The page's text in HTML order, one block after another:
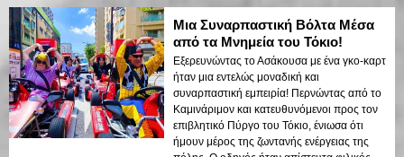
Μια Συναρπαστική Βόλτα Μέσα
από τα Μνημεία του Τόκιο!
Εξερευνώντας το Ασάκουσα με ένα γκο-καρτ
ήταν μια εντελώς μοναδική και
συναρπαστική εμπειρία! Περνώντας από το
Καμινάριμον και κατευθυνόμενοι προς τον
επιβλητικό Πύργο του Τόκιο, ένιωσα ότι
ήμουν μέρος της ζωντανής ενέργειας της